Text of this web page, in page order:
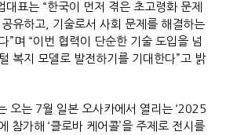
대표는 “한국이 먼저 겪은 초고령화 문제
유하고, 기술로서 사회 문제를 해결하는
”며 “이번 협력이 단순한 기술 도입을 넘
복지 모델로 발전하기를 기대한다”고 밝
오는 7월 일본 오사카에서 열리는 ‘2025
참가해 ‘클로바 케어콜’을 주제로 전시를